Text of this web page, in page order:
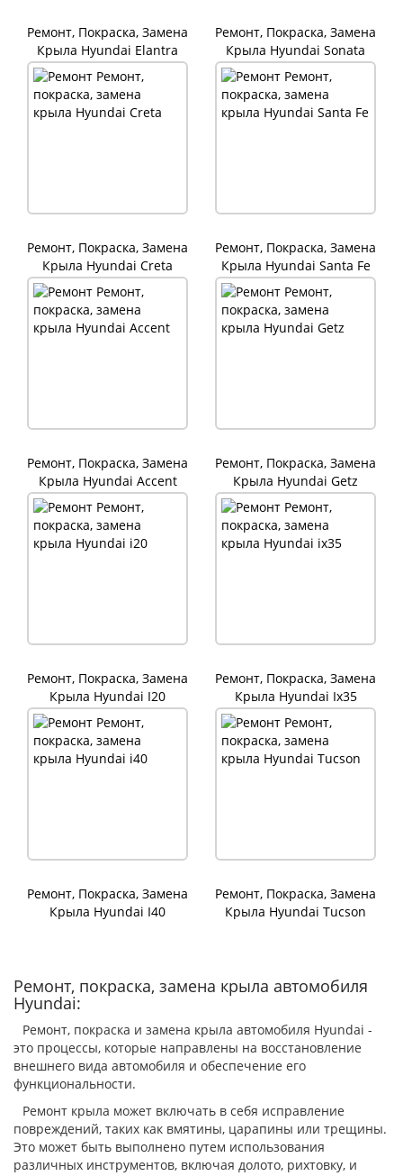
Ремонт, Покраска, Замена
Крыла Hyundai Elantra
Ремонт, Покраска, Замена
Крыла Hyundai Sonata
Ремонт, Покраска, Замена
Крыла Hyundai Creta
Ремонт, Покраска, Замена
Крыла Hyundai Santa Fe
Ремонт, Покраска, Замена
Крыла Hyundai Accent
Ремонт, Покраска, Замена
Крыла Hyundai Getz
Ремонт, Покраска, Замена
Крыла Hyundai I20
Ремонт, Покраска, Замена
Крыла Hyundai Ix35
Ремонт, Покраска, Замена
Крыла Hyundai I40
Ремонт, Покраска, Замена
Крыла Hyundai Tucson
Ремонт, покраска, замена крыла автомобиля
Hyundai:
Ремонт, покраска и замена крыла автомобиля Hyundai -
это процессы, которые направлены на восстановление
внешнего вида автомобиля и обеспечение его
функциональности.
Ремонт крыла может включать в себя исправление
повреждений, таких как вмятины, царапины или трещины.
Это может быть выполнено путем использования
различных инструментов, включая долото, рихтовку, и